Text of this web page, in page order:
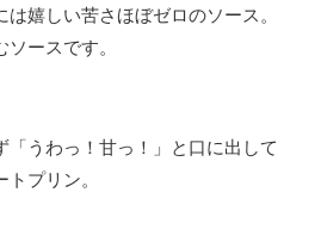
嬉しい苦さほぼゼロのソース。
ースです。
「うわっ！甘っ！」と口に出して
プリン。